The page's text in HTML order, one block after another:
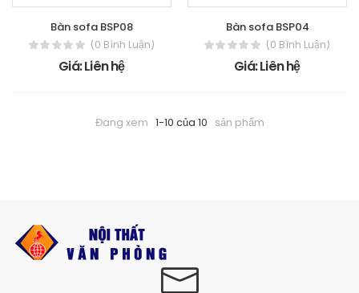
Bàn sofa BSP08
(0 Bình Luận)
Giá: Liên hệ
Bàn sofa BSP04
(0 Bình Luận)
Giá: Liên hệ
Đang xem 1-10 của 10 sản phẩm